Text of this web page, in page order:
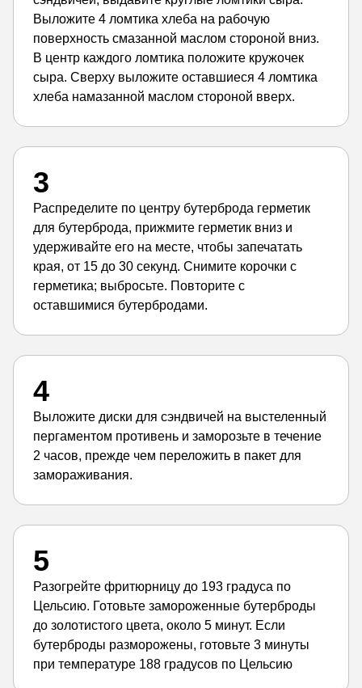
Выложите 4 ломтика хлеба на рабочую
поверхность смазанной маслом стороной вниз.
В центр каждого ломтика положите кружочек
сыра. Сверху выложите оставшиеся 4 ломтика
хлеба намазанной маслом стороной вверх.
3
Распределите по центру бутерброда герметик
для бутерброда, прижмите герметик вниз и
удерживайте его на месте, чтобы запечатать
края, от 15 до 30 секунд. Снимите корочки с
герметика; выбросьте. Повторите с
оставшимися бутербродами.
4
Выложите диски для сэндвичей на выстеленный
пергаментом противень и заморозьте в течение
2 часов, прежде чем переложить в пакет для
замораживания.
5
Разогрейте фритюрницу до 193 градуса по
Цельсию. Готовьте замороженные бутерброды
до золотистого цвета, около 5 минут. Если
бутерброды разморожены, готовьте 3 минуты
при температуре 188 градусов по Цельсию